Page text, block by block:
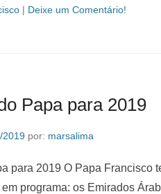
| Deixe um Comentário!
Papa para 2019
2019 por: marsalima
para 2019 O Papa Francisco
programa: os Emirados